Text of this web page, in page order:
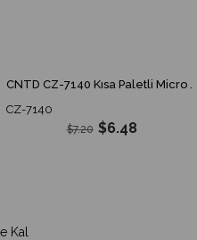
CNTD CZ-7140 Kısa Paletli Micro Switch
CZ-7140
$6.48
$7.20
Kal